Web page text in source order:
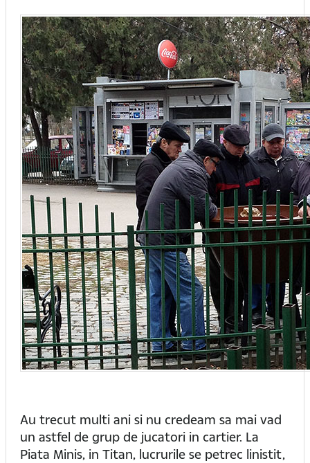
Au trecut multi ani si nu credeam sa mai vad
un astfel de grup de jucatori in cartier. La
Piata Minis, in Titan, lucrurile se petrec linistit,